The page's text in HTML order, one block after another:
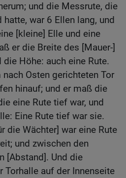
und die Messrute, die
war 6 Ellen lang, und
[kleine] Elle und eine
er die Breite des [Mauer-]
die Höhe: auch eine Rute.
Osten gerichteten Tor
hinauf; und er maß die
eine Rute tief war, und
Eine Rute tief war sie.
die Wächter] war eine Rute
und zwischen den
[Abstand]. Und die
Torhalle auf der Innenseite